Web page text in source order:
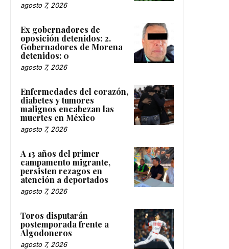
agosto 7, 2026
Ex gobernadores de
oposición detenidos: 2.
Gobernadores de Morena
detenidos: 0
agosto 7, 2026
Enfermedades del corazón,
diabetes y tumores
malignos encabezan las
muertes en México
agosto 7, 2026
A 13 años del primer
campamento migrante,
persisten rezagos en
atención a deportados
agosto 7, 2026
Toros disputarán
postemporada frente a
Algodoneros
agosto 7, 2026